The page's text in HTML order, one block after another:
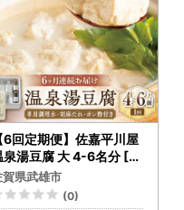
6回定期便】佐嘉平川屋
泉湯豆腐 大 4-6名分 [U
豆腐 とうふ
賀県武雄市
(0)